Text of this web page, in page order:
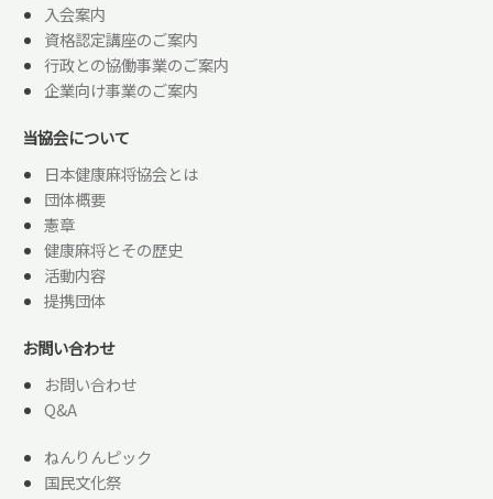
入会案内
資格認定講座のご案内
行政との協働事業のご案内
企業向け事業のご案内
当協会について
日本健康麻将協会とは
団体概要
憲章
健康麻将とその歴史
活動内容
提携団体
お問い合わせ
お問い合わせ
Q&A
ねんりんピック
国民文化祭